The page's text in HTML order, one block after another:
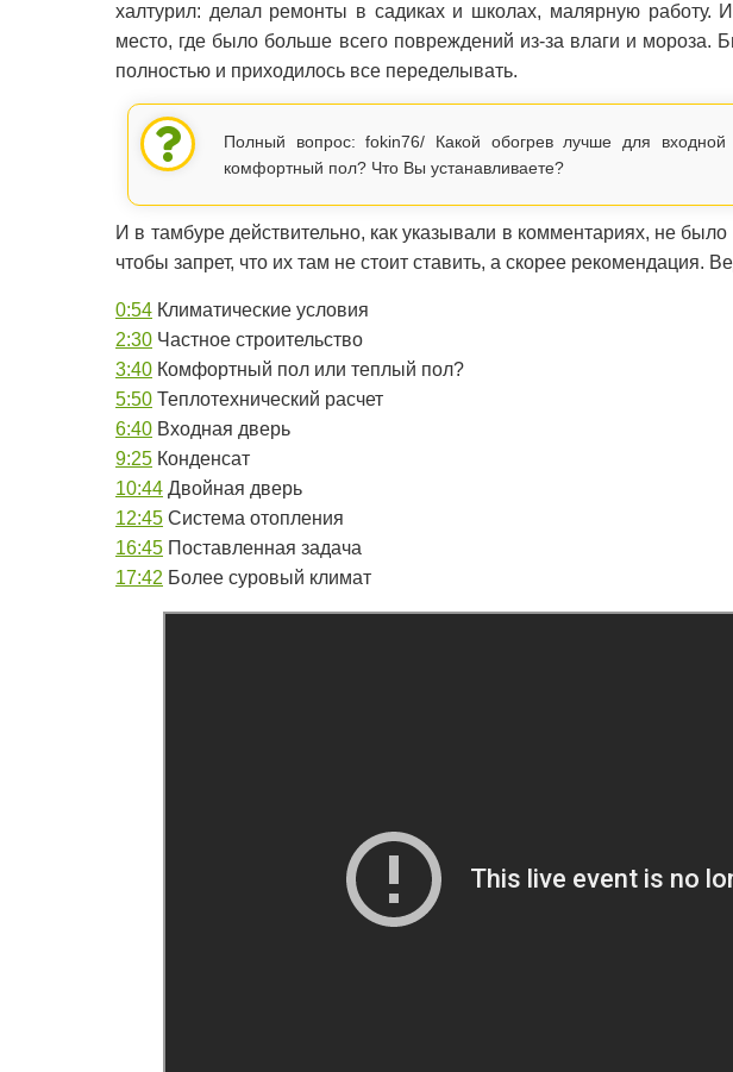
халтурил: делал ремонты в садиках и школах, малярную работу.
место, где было больше всего повреждений из-за влаги и мороза.
полностью и приходилось все переделывать.
Полный вопрос: fokin76/ Какой обогрев лучше для
комфортный пол? Что Вы устанавливаете?
И в тамбуре действительно, как указывали в комментариях, не
чтобы запрет, что их там не стоит ставить, а скорее рекомендация.
0:54 Климатические условия
2:30 Частное строительство
3:40 Комфортный пол или теплый пол?
5:50 Теплотехнический расчет
6:40 Входная дверь
9:25 Конденсат
10:44 Двойная дверь
12:45 Система отопления
16:45 Поставленная задача
17:42 Более суровый климат